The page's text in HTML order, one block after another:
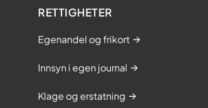
RETTIGHETER
Egenandel og frikort
Innsyn i egen journal
Klage og erstatning